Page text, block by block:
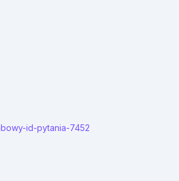
id-pytania-7452